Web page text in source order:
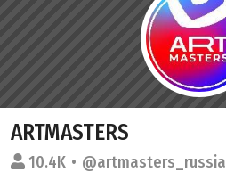
ARTMASTERS
10.4K
@artmasters_russia